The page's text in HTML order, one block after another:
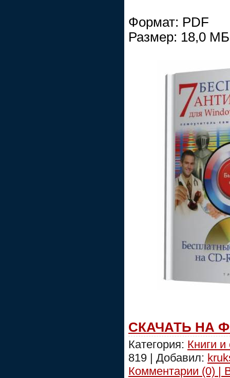
Формат: PDF
Размер: 18,0 МБ
СКАЧАТЬ НА
Категория: Книги и
819 | Добавил:
Комментарии (0) |